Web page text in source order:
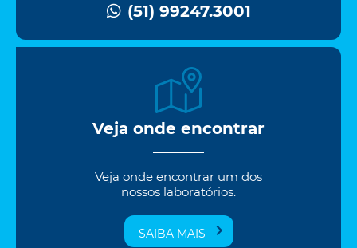
(51) 99247.3001
Veja onde encontrar
Veja onde encontrar um dos
nossos laboratórios.
SAIBA MAIS